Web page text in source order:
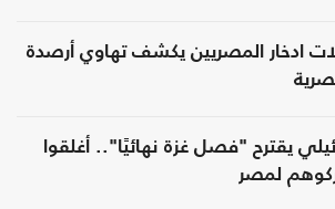
ادخار المصريين يكشف تهاوي أرصدة
يقترح "فصل غزة نهائيًا".. أغلقوا
لمصر